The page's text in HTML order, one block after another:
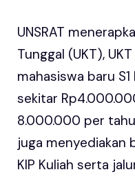
UNSRAT
Tunggal (UKT),
mahasiswa baru
sekitar
8.000.000 per
juga menyediakan
KIP Kuliah serta